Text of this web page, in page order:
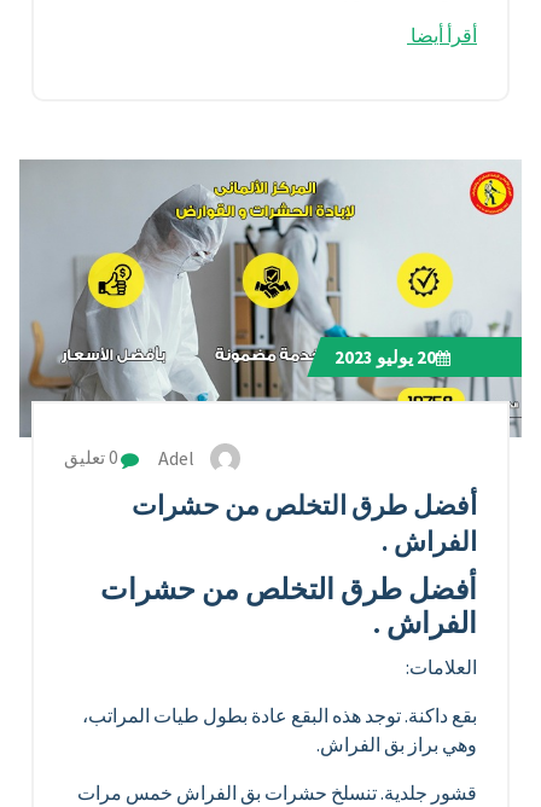
أقرأ أيضا
20يوليو 2023
Adel 0 تعليق
أفضل طرق التخلص من حشرات
الفراش .
أفضل طرق التخلص من حشرات
الفراش .
العلامات:
بقع داكنة. توجد هذه البقع عادة بطول طيات المراتب،
وهي براز بق الفراش.
قشور جلدية. تنسلخ حشرات بق الفراش خمس مرات